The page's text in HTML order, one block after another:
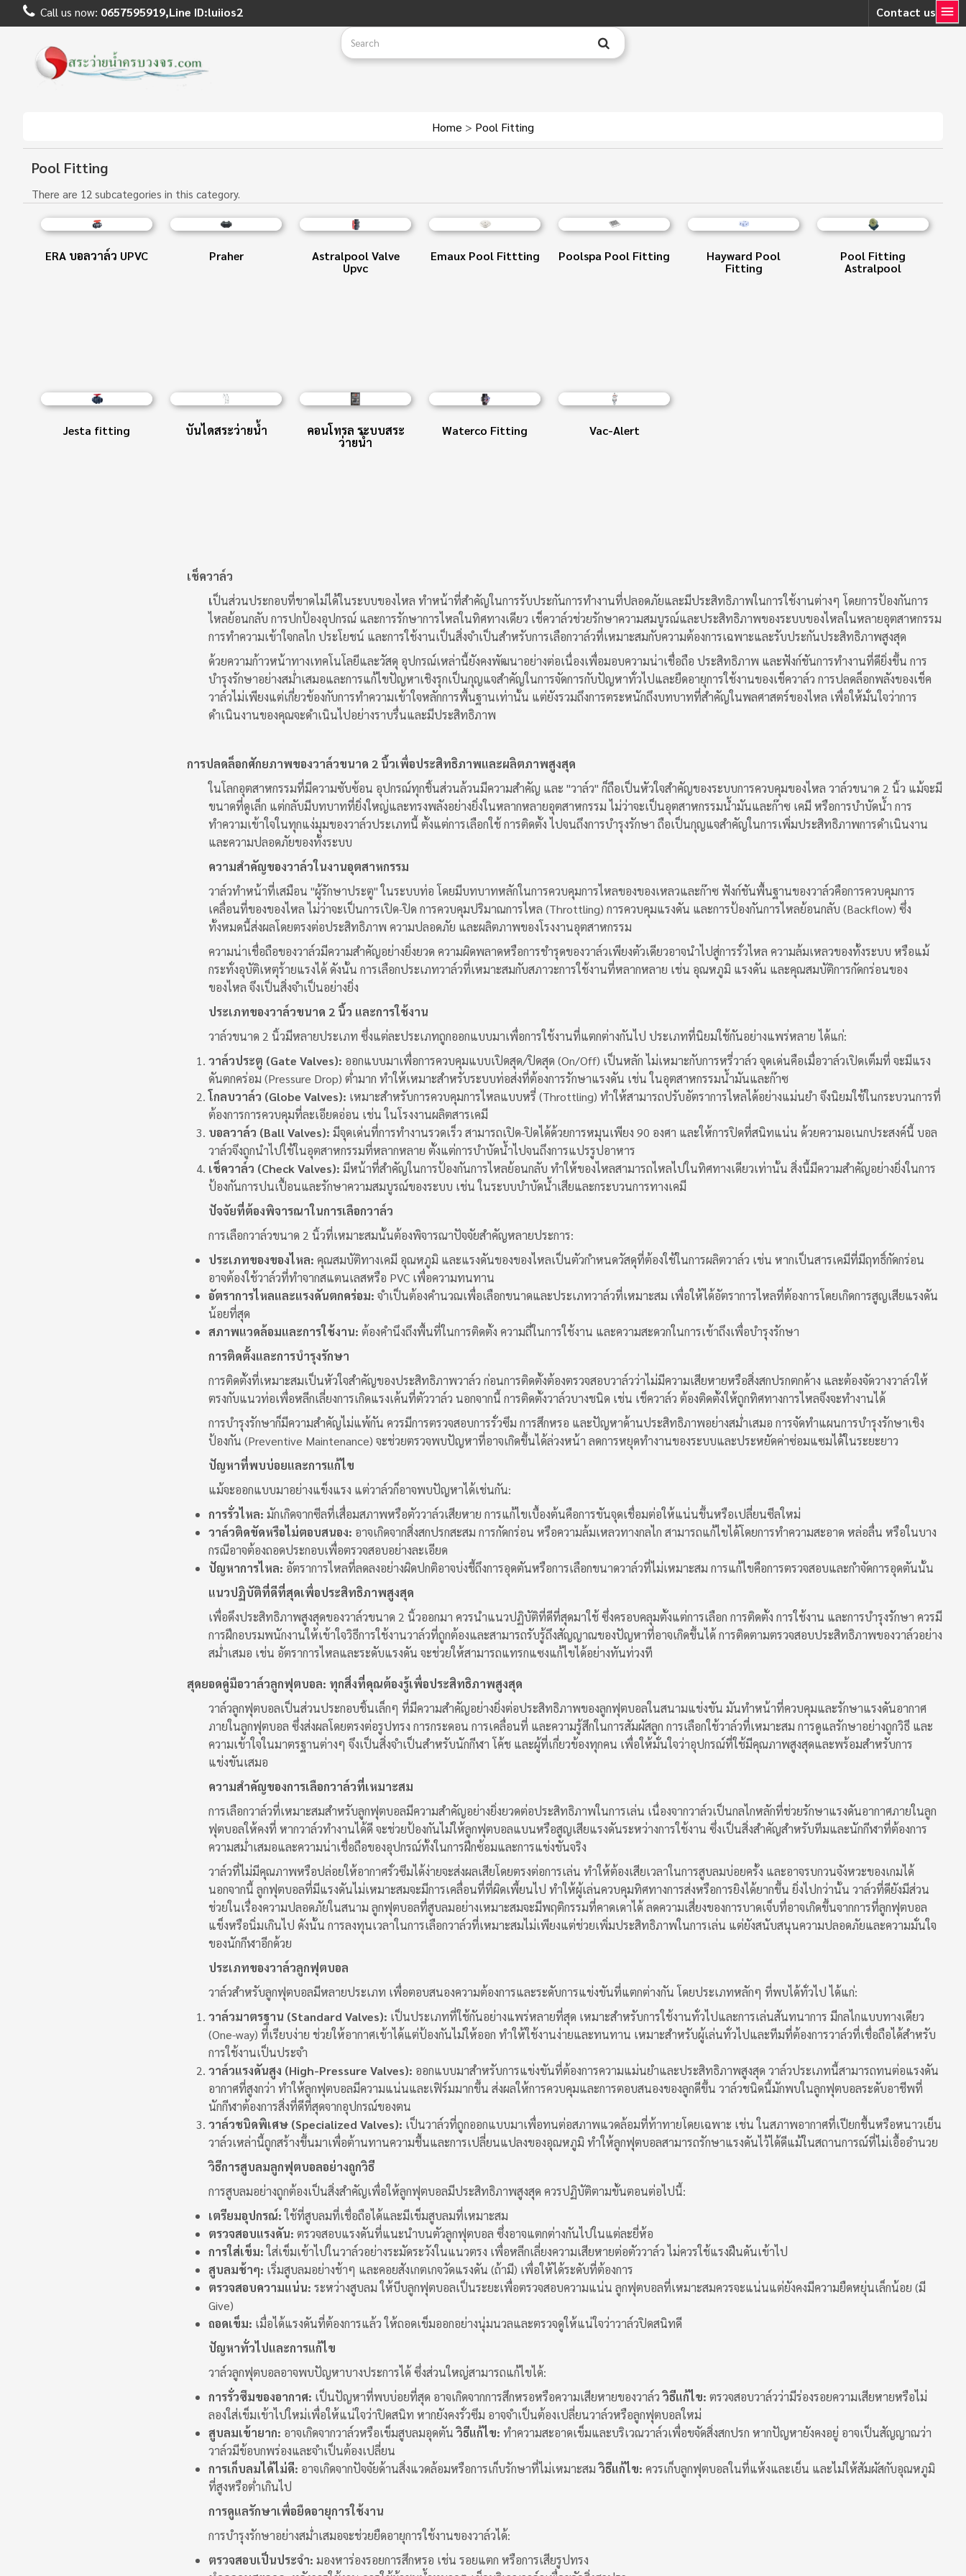
Contact us
Call us now: 0657595919,Line ID:luiios2
Home > Pool Fitting
Pool Fitting
There are 12 subcategories in this category.
ERA บอลวาล์ว UPVC Praher
Astralpool Valve
Upvc
Emaux Pool Fittting Poolspa Pool Fitting
Hayward Pool
Fitting
Pool Fitting
Astralpool
Jesta fitting บันไดสระว่ายน้ำ
คอนโทรล ระบบสระ
ว่ายน้ำ
Waterco Fitting Vac-Alert
เช็ควาล์ว
เป็นส่วนประกอบที่ขาดไม่ได้ในระบบของไหล ทำหน้าที่สำคัญในการรับประกันการทำงานที่ปลอดภัยและมีประสิทธิภาพในการใช้งานต่างๆ โดยการป้องกันการ
ไหลย้อนกลับ การปกป้องอุปกรณ์ และการรักษาการไหลในทิศทางเดียว เช็ควาล์วช่วยรักษาความสมบูรณ์และประสิทธิภาพของระบบของไหลในหลายอุตสาหกรรม
การทำความเข้าใจกลไก ประโยชน์ และการใช้งานเป็นสิ่งจำเป็นสำหรับการเลือกวาล์วที่เหมาะสมกับความต้องการเฉพาะและรับประกันประสิทธิภาพสูงสุด
ด้วยความก้าวหน้าทางเทคโนโลยีและวัสดุ อุปกรณ์เหล่านี้ยังคงพัฒนาอย่างต่อเนื่องเพื่อมอบความน่าเชื่อถือ ประสิทธิภาพ และฟังก์ชันการทำงานที่ดียิ่งขึ้น การ
บำรุงรักษาอย่างสม่ำเสมอและการแก้ไขปัญหาเชิงรุกเป็นกุญแจสำคัญในการจัดการกับปัญหาทั่วไปและยืดอายุการใช้งานของเช็ควาล์ว การปลดล็อกพลังของเช็ค
วาล์วไม่เพียงแต่เกี่ยวข้องกับการทำความเข้าใจหลักการพื้นฐานเท่านั้น แต่ยังรวมถึงการตระหนักถึงบทบาทที่สำคัญในพลศาสตร์ของไหล เพื่อให้มั่นใจว่าการ
ดำเนินงานของคุณจะดำเนินไปอย่างราบรื่นและมีประสิทธิภาพ
การปลดล็อกศักยภาพของวาล์วขนาด 2 นิ้วเพื่อประสิทธิภาพและผลิตภาพสูงสุด
ในโลกอุตสาหกรรมที่มีความซับซ้อน อุปกรณ์ทุกชิ้นส่วนล้วนมีความสำคัญ และ "วาล์ว" ก็ถือเป็นหัวใจสำคัญของระบบการควบคุมของไหล วาล์วขนาด 2 นิ้ว แม้จะมี
ขนาดที่ดูเล็ก แต่กลับมีบทบาทที่ยิ่งใหญ่และทรงพลังอย่างยิ่งในหลากหลายอุตสาหกรรม ไม่ว่าจะเป็นอุตสาหกรรมน้ำมันและก๊าซ เคมี หรือการบำบัดน้ำ การ
ทำความเข้าใจในทุกแง่มุมของวาล์วประเภทนี้ ตั้งแต่การเลือกใช้ การติดตั้ง ไปจนถึงการบำรุงรักษา ถือเป็นกุญแจสำคัญในการเพิ่มประสิทธิภาพการดำเนินงาน
และความปลอดภัยของทั้งระบบ
ความสำคัญของวาล์วในงานอุตสาหกรรม
วาล์วทำหน้าที่เสมือน "ผู้รักษาประตู" ในระบบท่อ โดยมีบทบาทหลักในการควบคุมการไหลของของเหลวและก๊าซ ฟังก์ชันพื้นฐานของวาล์วคือการควบคุมการ
เคลื่อนที่ของของไหล ไม่ว่าจะเป็นการเปิด-ปิด การควบคุมปริมาณการไหล (Throttling) การควบคุมแรงดัน และการป้องกันการไหลย้อนกลับ (Backflow) ซึ่ง
ทั้งหมดนี้ส่งผลโดยตรงต่อประสิทธิภาพ ความปลอดภัย และผลิตภาพของโรงงานอุตสาหกรรม
ความน่าเชื่อถือของวาล์วมีความสำคัญอย่างยิ่งยวด ความผิดพลาดหรือการชำรุดของวาล์วเพียงตัวเดียวอาจนำไปสู่การรั่วไหล ความล้มเหลวของทั้งระบบ หรือแม้
กระทั่งอุบัติเหตุร้ายแรงได้ ดังนั้น การเลือกประเภทวาล์วที่เหมาะสมกับสภาวะการใช้งานที่หลากหลาย เช่น อุณหภูมิ แรงดัน และคุณสมบัติการกัดกร่อนของ
ของไหล จึงเป็นสิ่งจำเป็นอย่างยิ่ง
ประเภทของวาล์วขนาด 2 นิ้ว และการใช้งาน
วาล์วขนาด 2 นิ้วมีหลายประเภท ซึ่งแต่ละประเภทถูกออกแบบมาเพื่อการใช้งานที่แตกต่างกันไป ประเภทที่นิยมใช้กันอย่างแพร่หลาย ได้แก่:
วาล์วประตู (Gate Valves): ออกแบบมาเพื่อการควบคุมแบบเปิดสุด/ปิดสุด (On/Off) เป็นหลัก ไม่เหมาะกับการหรี่วาล์ว จุดเด่นคือเมื่อวาล์วเปิดเต็มที่ จะมีแรง
ดันตกคร่อม (Pressure Drop) ต่ำมาก ทำให้เหมาะสำหรับระบบท่อส่งที่ต้องการรักษาแรงดัน เช่น ในอุตสาหกรรมน้ำมันและก๊าซ
โกลบวาล์ว (Globe Valves): เหมาะสำหรับการควบคุมการไหลแบบหรี่ (Throttling) ทำให้สามารถปรับอัตราการไหลได้อย่างแม่นยำ จึงนิยมใช้ในกระบวนการที่
ต้องการการควบคุมที่ละเอียดอ่อน เช่น ในโรงงานผลิตสารเคมี
บอลวาล์ว (Ball Valves): มีจุดเด่นที่การทำงานรวดเร็ว สามารถเปิด-ปิดได้ด้วยการหมุนเพียง 90 องศา และให้การปิดที่สนิทแน่น ด้วยความอเนกประสงค์นี้ บอล
วาล์วจึงถูกนำไปใช้ในอุตสาหกรรมที่หลากหลาย ตั้งแต่การบำบัดน้ำไปจนถึงการแปรรูปอาหาร
เช็ควาล์ว (Check Valves): มีหน้าที่สำคัญในการป้องกันการไหลย้อนกลับ ทำให้ของไหลสามารถไหลไปในทิศทางเดียวเท่านั้น สิ่งนี้มีความสำคัญอย่างยิ่งในการ
ป้องกันการปนเปื้อนและรักษาความสมบูรณ์ของระบบ เช่น ในระบบบำบัดน้ำเสียและกระบวนการทางเคมี
ปัจจัยที่ต้องพิจารณาในการเลือกวาล์ว
การเลือกวาล์วขนาด 2 นิ้วที่เหมาะสมนั้นต้องพิจารณาปัจจัยสำคัญหลายประการ:
ประเภทของของไหล: คุณสมบัติทางเคมี อุณหภูมิ และแรงดันของของไหลเป็นตัวกำหนดวัสดุที่ต้องใช้ในการผลิตวาล์ว เช่น หากเป็นสารเคมีที่มีฤทธิ์กัดกร่อน
อาจต้องใช้วาล์วที่ทำจากสแตนเลสหรือ PVC เพื่อความทนทาน
อัตราการไหลและแรงดันตกคร่อม: จำเป็นต้องคำนวณเพื่อเลือกขนาดและประเภทวาล์วที่เหมาะสม เพื่อให้ได้อัตราการไหลที่ต้องการโดยเกิดการสูญเสียแรงดัน
น้อยที่สุด
สภาพแวดล้อมและการใช้งาน: ต้องคำนึงถึงพื้นที่ในการติดตั้ง ความถี่ในการใช้งาน และความสะดวกในการเข้าถึงเพื่อบำรุงรักษา
การติดตั้งและการบำรุงรักษา
การติดตั้งที่เหมาะสมเป็นหัวใจสำคัญของประสิทธิภาพวาล์ว ก่อนการติดตั้งต้องตรวจสอบวาล์วว่าไม่มีความเสียหายหรือสิ่งสกปรกตกค้าง และต้องจัดวางวาล์วให้
ตรงกับแนวท่อเพื่อหลีกเลี่ยงการเกิดแรงเค้นที่ตัววาล์ว นอกจากนี้ การติดตั้งวาล์วบางชนิด เช่น เช็ควาล์ว ต้องติดตั้งให้ถูกทิศทางการไหลจึงจะทำงานได้
การบำรุงรักษาก็มีความสำคัญไม่แพ้กัน ควรมีการตรวจสอบการรั่วซึม การสึกหรอ และปัญหาด้านประสิทธิภาพอย่างสม่ำเสมอ การจัดทำแผนการบำรุงรักษาเชิง
ป้องกัน (Preventive Maintenance) จะช่วยตรวจพบปัญหาที่อาจเกิดขึ้นได้ล่วงหน้า ลดการหยุดทำงานของระบบและประหยัดค่าซ่อมแซมได้ในระยะยาว
ปัญหาที่พบบ่อยและการแก้ไข
แม้จะออกแบบมาอย่างแข็งแรง แต่วาล์วก็อาจพบปัญหาได้เช่นกัน:
การรั่วไหล: มักเกิดจากซีลที่เสื่อมสภาพหรือตัววาล์วเสียหาย การแก้ไขเบื้องต้นคือการขันจุดเชื่อมต่อให้แน่นขึ้นหรือเปลี่ยนซีลใหม่
วาล์วติดขัดหรือไม่ตอบสนอง: อาจเกิดจากสิ่งสกปรกสะสม การกัดกร่อน หรือความล้มเหลวทางกลไก สามารถแก้ไขได้โดยการทำความสะอาด หล่อลื่น หรือในบาง
กรณีอาจต้องถอดประกอบเพื่อตรวจสอบอย่างละเอียด
ปัญหาการไหล: อัตราการไหลที่ลดลงอย่างผิดปกติอาจบ่งชี้ถึงการอุดตันหรือการเลือกขนาดวาล์วที่ไม่เหมาะสม การแก้ไขคือการตรวจสอบและกำจัดการอุดตันนั้น
แนวปฏิบัติที่ดีที่สุดเพื่อประสิทธิภาพสูงสุด
เพื่อดึงประสิทธิภาพสูงสุดของวาล์วขนาด 2 นิ้วออกมา ควรนำแนวปฏิบัติที่ดีที่สุดมาใช้ ซึ่งครอบคลุมตั้งแต่การเลือก การติดตั้ง การใช้งาน และการบำรุงรักษา ควรมี
การฝึกอบรมพนักงานให้เข้าใจวิธีการใช้งานวาล์วที่ถูกต้องและสามารถรับรู้ถึงสัญญาณของปัญหาที่อาจเกิดขึ้นได้ การติดตามตรวจสอบประสิทธิภาพของวาล์วอย่าง
สม่ำเสมอ เช่น อัตราการไหลและระดับแรงดัน จะช่วยให้สามารถแทรกแซงแก้ไขได้อย่างทันท่วงที
สุดยอดคู่มือวาล์วลูกฟุตบอล: ทุกสิ่งที่คุณต้องรู้เพื่อประสิทธิภาพสูงสุด
วาล์วลูกฟุตบอลเป็นส่วนประกอบชิ้นเล็กๆ ที่มีความสำคัญอย่างยิ่งต่อประสิทธิภาพของลูกฟุตบอลในสนามแข่งขัน มันทำหน้าที่ควบคุมและรักษาแรงดันอากาศ
ภายในลูกฟุตบอล ซึ่งส่งผลโดยตรงต่อรูปทรง การกระดอน การเคลื่อนที่ และความรู้สึกในการสัมผัสลูก การเลือกใช้วาล์วที่เหมาะสม การดูแลรักษาอย่างถูกวิธี และ
ความเข้าใจในมาตรฐานต่างๆ จึงเป็นสิ่งจำเป็นสำหรับนักกีฬา โค้ช และผู้ที่เกี่ยวข้องทุกคน เพื่อให้มั่นใจว่าอุปกรณ์ที่ใช้มีคุณภาพสูงสุดและพร้อมสำหรับการ
แข่งขันเสมอ
ความสำคัญของการเลือกวาล์วที่เหมาะสม
การเลือกวาล์วที่เหมาะสมสำหรับลูกฟุตบอลมีความสำคัญอย่างยิ่งยวดต่อประสิทธิภาพในการเล่น เนื่องจากวาล์วเป็นกลไกหลักที่ช่วยรักษาแรงดันอากาศภายในลูก
ฟุตบอลให้คงที่ หากวาล์วทำงานได้ดี จะช่วยป้องกันไม่ให้ลูกฟุตบอลแบนหรือสูญเสียแรงดันระหว่างการใช้งาน ซึ่งเป็นสิ่งสำคัญสำหรับทีมและนักกีฬาที่ต้องการ
ความสม่ำเสมอและความน่าเชื่อถือของอุปกรณ์ทั้งในการฝึกซ้อมและการแข่งขันจริง
วาล์วที่ไม่มีคุณภาพหรือปล่อยให้อากาศรั่วซึมได้ง่ายจะส่งผลเสียโดยตรงต่อการเล่น ทำให้ต้องเสียเวลาในการสูบลมบ่อยครั้ง และอาจรบกวนจังหวะของเกมได้
นอกจากนี้ ลูกฟุตบอลที่มีแรงดันไม่เหมาะสมจะมีการเคลื่อนที่ที่ผิดเพี้ยนไป ทำให้ผู้เล่นควบคุมทิศทางการส่งหรือการยิงได้ยากขึ้น ยิ่งไปกว่านั้น วาล์วที่ดียังมีส่วน
ช่วยในเรื่องความปลอดภัยในสนาม ลูกฟุตบอลที่สูบลมอย่างเหมาะสมจะมีพฤติกรรมที่คาดเดาได้ ลดความเสี่ยงของการบาดเจ็บที่อาจเกิดขึ้นจากการที่ลูกฟุตบอล
แข็งหรือนิ่มเกินไป ดังนั้น การลงทุนเวลาในการเลือกวาล์วที่เหมาะสมไม่เพียงแต่ช่วยเพิ่มประสิทธิภาพในการเล่น แต่ยังสนับสนุนความปลอดภัยและความมั่นใจ
ของนักกีฬาอีกด้วย
ประเภทของวาล์วลูกฟุตบอล
วาล์วสำหรับลูกฟุตบอลมีหลายประเภท เพื่อตอบสนองความต้องการและระดับการแข่งขันที่แตกต่างกัน โดยประเภทหลักๆ ที่พบได้ทั่วไป ได้แก่:
วาล์วมาตรฐาน (Standard Valves): เป็นประเภทที่ใช้กันอย่างแพร่หลายที่สุด เหมาะสำหรับการใช้งานทั่วไปและการเล่นสันทนาการ มีกลไกแบบทางเดียว
(One-way) ที่เรียบง่าย ช่วยให้อากาศเข้าได้แต่ป้องกันไม่ให้ออก ทำให้ใช้งานง่ายและทนทาน เหมาะสำหรับผู้เล่นทั่วไปและทีมที่ต้องการวาล์วที่เชื่อถือได้สำหรับ
การใช้งานเป็นประจำ
วาล์วแรงดันสูง (High-Pressure Valves): ออกแบบมาสำหรับการแข่งขันที่ต้องการความแม่นยำและประสิทธิภาพสูงสุด วาล์วประเภทนี้สามารถทนต่อแรงดัน
อากาศที่สูงกว่า ทำให้ลูกฟุตบอลมีความแน่นและเฟิร์มมากขึ้น ส่งผลให้การควบคุมและการตอบสนองของลูกดีขึ้น วาล์วชนิดนี้มักพบในลูกฟุตบอลระดับอาชีพที่
นักกีฬาต้องการสิ่งที่ดีที่สุดจากอุปกรณ์ของตน
วาล์วชนิดพิเศษ (Specialized Valves): เป็นวาล์วที่ถูกออกแบบมาเพื่อทนต่อสภาพแวดล้อมที่ท้าทายโดยเฉพาะ เช่น ในสภาพอากาศที่เปียกชื้นหรือหนาวเย็น
วาล์วเหล่านี้ถูกสร้างขึ้นมาเพื่อต้านทานความชื้นและการเปลี่ยนแปลงของอุณหภูมิ ทำให้ลูกฟุตบอลสามารถรักษาแรงดันไว้ได้ดีแม้ในสถานการณ์ที่ไม่เอื้ออำนวย
วิธีการสูบลมลูกฟุตบอลอย่างถูกวิธี
การสูบลมอย่างถูกต้องเป็นสิ่งสำคัญเพื่อให้ลูกฟุตบอลมีประสิทธิภาพสูงสุด ควรปฏิบัติตามขั้นตอนต่อไปนี้:
เตรียมอุปกรณ์:ใช้ที่สูบลมที่เชื่อถือได้และมีเข็มสูบลมที่เหมาะสม
ตรวจสอบแรงดัน: ตรวจสอบแรงดันที่แนะนำบนตัวลูกฟุตบอล ซึ่งอาจแตกต่างกันไปในแต่ละยี่ห้อ
การใส่เข็ม:ใส่เข็มเข้าไปในวาล์วอย่างระมัดระวังในแนวตรง เพื่อหลีกเลี่ยงความเสียหายต่อตัววาล์ว ไม่ควรใช้แรงฝืนดันเข้าไป
สูบลมช้าๆ: เริ่มสูบลมอย่างช้าๆ และคอยสังเกตเกจวัดแรงดัน (ถ้ามี) เพื่อให้ได้ระดับที่ต้องการ
ตรวจสอบความแน่น: ระหว่างสูบลม ให้บีบลูกฟุตบอลเป็นระยะเพื่อตรวจสอบความแน่น ลูกฟุตบอลที่เหมาะสมควรจะแน่นแต่ยังคงมีความยืดหยุ่นเล็กน้อย (มี
Give)
ถอดเข็ม: เมื่อได้แรงดันที่ต้องการแล้ว ให้ถอดเข็มออกอย่างนุ่มนวลและตรวจดูให้แน่ใจว่าวาล์วปิดสนิทดี
ปัญหาทั่วไปและการแก้ไข
วาล์วลูกฟุตบอลอาจพบปัญหาบางประการได้ ซึ่งส่วนใหญ่สามารถแก้ไขได้:
การรั่วซึมของอากาศ: เป็นปัญหาที่พบบ่อยที่สุด อาจเกิดจากการสึกหรอหรือความเสียหายของวาล์ววิธีแก้ไข: ตรวจสอบวาล์วว่ามีร่องรอยความเสียหายหรือไม่
ลองใส่เข็มเข้าไปใหม่เพื่อให้แน่ใจว่าปิดสนิท หากยังคงรั่วซึม อาจจำเป็นต้องเปลี่ยนวาล์วหรือลูกฟุตบอลใหม่
สูบลมเข้ายาก: อาจเกิดจากวาล์วหรือเข็มสูบลมอุดตันวิธีแก้ไข: ทำความสะอาดเข็มและบริเวณวาล์วเพื่อขจัดสิ่งสกปรก หากปัญหายังคงอยู่ อาจเป็นสัญญาณว่า
วาล์วมีข้อบกพร่องและจำเป็นต้องเปลี่ยน
การเก็บลมได้ไม่ดี: อาจเกิดจากปัจจัยด้านสิ่งแวดล้อมหรือการเก็บรักษาที่ไม่เหมาะสมวิธีแก้ไข: ควรเก็บลูกฟุตบอลในที่แห้งและเย็น และไม่ให้สัมผัสกับอุณหภูมิ
ที่สูงหรือต่ำเกินไป
การดูแลรักษาเพื่อยืดอายุการใช้งาน
การบำรุงรักษาอย่างสม่ำเสมอจะช่วยยืดอายุการใช้งานของวาล์วได้:
ตรวจสอบเป็นประจำ: มองหาร่องรอยการสึกหรอ เช่น รอยแตก หรือการเสียรูปทรง